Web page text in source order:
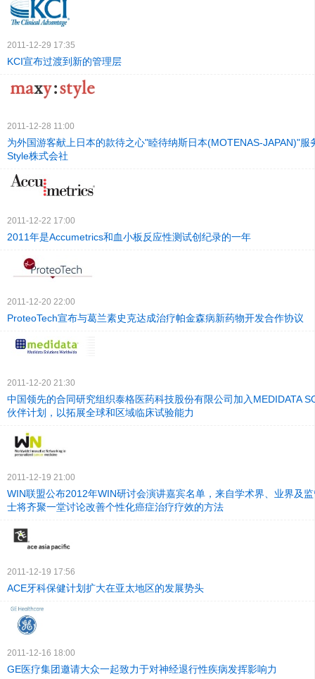
2011-12-29 17:35
KCI宣布过渡到新的管理层
2011-12-28 11:00
为外国游客献上日本的款待之心"睦待纳斯日本(MOTENAS-JAPAN)"服
Style株式会社
2011-12-22 17:00
2011年是Accumetrics和血小板反应性测试创纪录的一年
2011-12-20 22:00
ProteoTech宣布与葛兰素史克达成治疗帕金森病新药物开发合作协议
2011-12-20 21:30
中国领先的合同研究组织泰格医药科技股份有限公司加入MEDIDATA
伙伴计划，以拓展全球和区域临床试验能力
2011-12-19 21:00
WIN联盟公布2012年WIN研讨会演讲嘉宾名单，来自学术界、业界及
士将齐聚一堂讨论改善个性化癌症治疗疗效的方法
2011-12-19 17:56
ACE牙科保健计划扩大在亚太地区的发展势头
2011-12-16 18:00
GE医疗集团邀请大众一起致力于对神经退行性疾病发挥影响力